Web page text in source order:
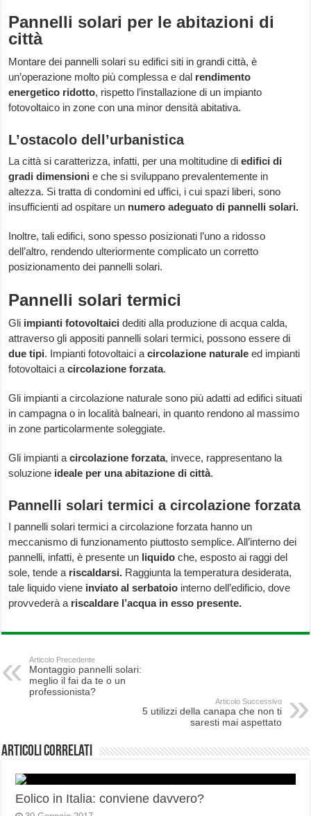
Pannelli solari per le abitazioni di
città
Montare dei pannelli solari su edifici siti in grandi città, è
un’operazione molto più complessa e dal rendimento
energetico ridotto, rispetto l’installazione di un impianto
fotovoltaico in zone con una minor densità abitativa.
L’ostacolo dell’urbanistica
La città si caratterizza, infatti, per una moltitudine diedifici di
gradi dimensioni e che si sviluppano prevalentemente in
altezza. Si tratta di condomini ed uffici, i cui spazi liberi, sono
insufficienti ad ospitare un numero adeguato di pannelli solari.
Inoltre, tali edifici, sono spesso posizionati l’uno a ridosso
dell’altro, rendendo ulteriormente complicato un corretto
posizionamento dei pannelli solari.
Pannelli solari termici
Gli impianti fotovoltaici dediti alla produzione di acqua calda,
attraverso gli appositi pannelli solari termici, possono essere di
due tipi. Impianti fotovoltaici acircolazione naturale ed impianti
fotovoltaici acircolazione forzata.
Gli impianti a circolazione naturale sono più adatti ad edifici situati
in campagna o in località balneari, in quanto rendono al massimo
in zone particolarmente soleggiate.
Gli impianti acircolazione forzata, invece, rappresentano la
soluzione ideale per una abitazione di città.
Pannelli solari termici a circolazione forzata
I pannelli solari termici a circolazione forzata hanno un
meccanismo di funzionamento piuttosto semplice. All’interno dei
pannelli, infatti, è presente un liquido che, esposto ai raggi del
sole, tende a riscaldarsi. Raggiunta la temperatura desiderata,
tale liquido viene inviato al serbatoio interno dell’edificio, dove
provvederà a riscaldare l’acqua in esso presente.
Articolo Precedente
Montaggio pannelli solari:
meglio il fai da te o un
professionista?
Articolo Successivo
5 utilizzi della canapa che non ti
saresti mai aspettato
Articoli correlati
Eolico in Italia: conviene davvero?